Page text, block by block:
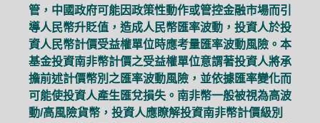
管，中國政府可能因政策性動作或管控金融市場而引
導人民幣升貶值，造成人民幣匯率波動，投資人於投
資人民幣計價受益權單位時應考量匯率波動風險。本
基金投資南非幣計價之受益權單位意謂著投資人將承
擔前述計價幣別之匯率波動風險，並依據匯率變化而
可能使投資人產生匯兌損失。南非幣一般被視為高波
動/高風險貨幣，投資人應瞭解投資南非幣計價級別